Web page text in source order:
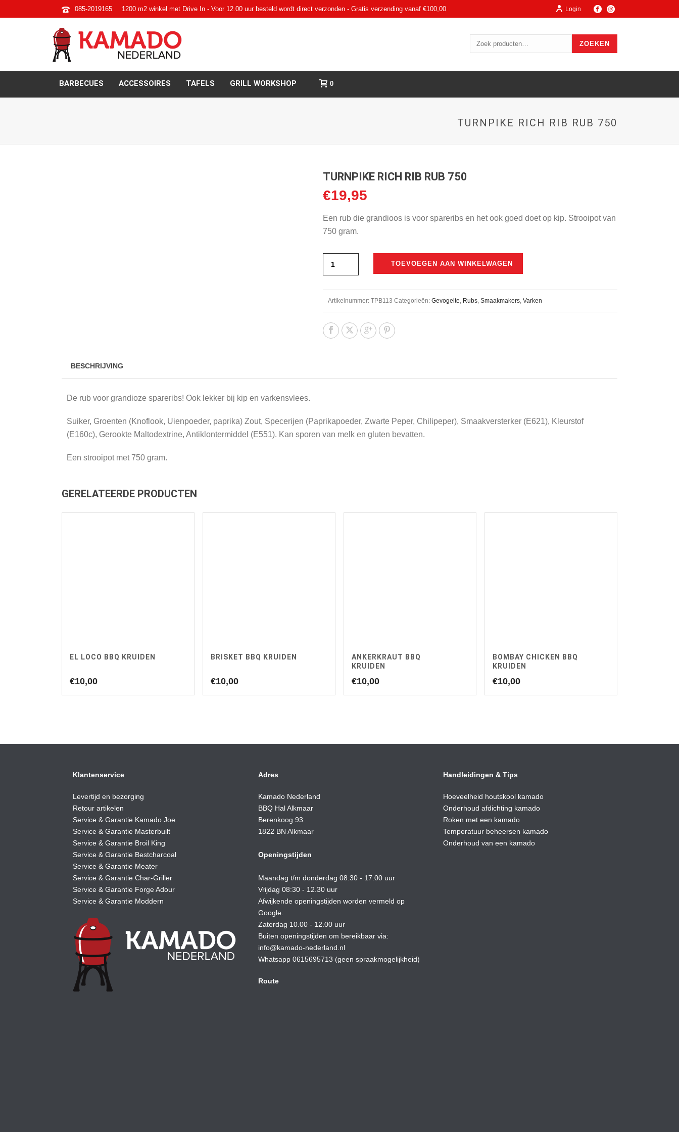
085-2019165 1200 m2 winkel met Drive In - Voor 12.00 uur besteld wordt direct verzonden - Gratis verzending vanaf €100,00 Login
ZOEKEN
BARBECUES ACCESSOIRES TAFELS GRILL WORKSHOP 0
TURNPIKE RICH RIB RUB 750
TURNPIKE RICH RIB RUB 750
€19,95
Een rub die grandioos is voor spareribs en het ook goed doet op kip. Strooipot van
750 gram.
TOEVOEGEN AAN WINKELWAGEN
Artikelnummer: TPB113 Categorieën: Gevogelte, Rubs, Smaakmakers, Varken
BESCHRIJVING
De rub voor grandioze spareribs! Ook lekker bij kip en varkensvlees.
Suiker, Groenten (Knoflook, Uienpoeder, paprika) Zout, Specerijen (Paprikapoeder, Zwarte Peper, Chilipeper), Smaakversterker (E621), Kleurstof
(E160c), Gerookte Maltodextrine, Antiklontermiddel (E551). Kan sporen van melk en gluten bevatten.
Een strooipot met 750 gram.
GERELATEERDE PRODUCTEN
EL LOCO BBQ KRUIDEN
€10,00
BRISKET BBQ KRUIDEN
€10,00
ANKERKRAUT BBQ
KRUIDEN
€10,00
BOMBAY CHICKEN BBQ
KRUIDEN
€10,00
Klantenservice
Levertijd en bezorging
Retour artikelen
Service & Garantie Kamado Joe
Service & Garantie Masterbuilt
Service & Garantie Broil King
Service & Garantie Bestcharcoal
Service & Garantie Meater
Service & Garantie Char-Griller
Service & Garantie Forge Adour
Service & Garantie Moddern
Adres
Kamado Nederland
BBQ Hal Alkmaar
Berenkoog 93
1822 BN Alkmaar
Openingstijden
Maandag t/m donderdag 08.30 - 17.00 uur
Vrijdag 08:30 - 12.30 uur
Afwijkende openingstijden worden vermeld op
Google.
Zaterdag 10.00 - 12.00 uur
Buiten openingstijden om bereikbaar via:
info@kamado-nederland.nl
Whatsapp 0615695713 (geen spraakmogelijkheid)
Route
Handleidingen & Tips
Hoeveelheid houtskool kamado
Onderhoud afdichting kamado
Roken met een kamado
Temperatuur beheersen kamado
Onderhoud van een kamado